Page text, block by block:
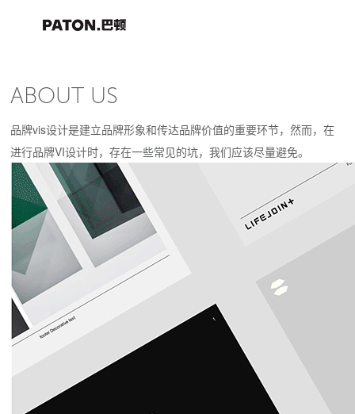
ABOUT US
品牌vis设计是建立品牌形象和传达品牌价值的重要环节，然而，在
进行品牌VI设计时，存在一些常见的坑，我们应该尽量避免。